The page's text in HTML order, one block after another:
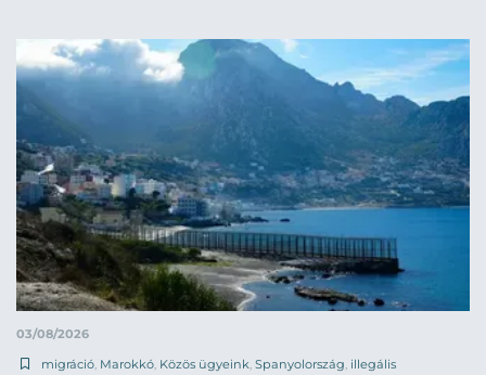
03/08/2026
migráció, Marokkó, Közös ügyeink, Spanyolország, illegális